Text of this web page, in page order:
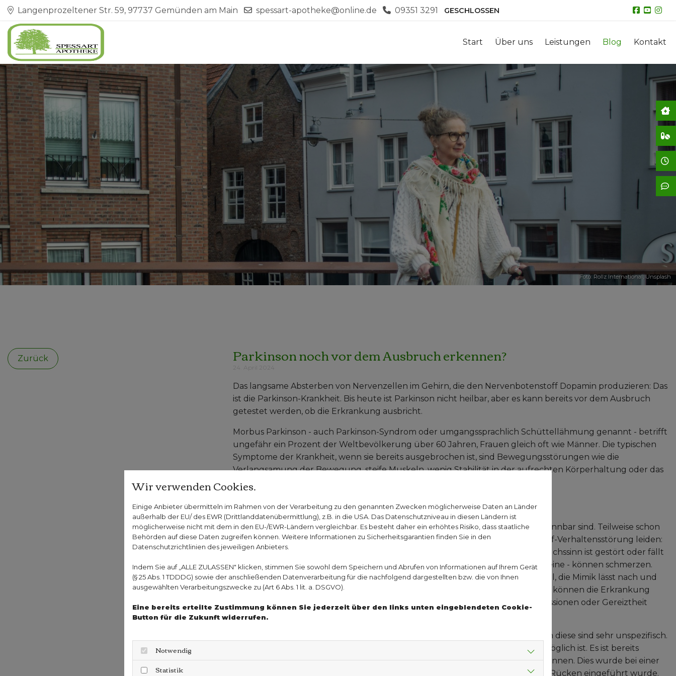
Langenprozeltener Str. 59, 97737 Gemünden am Main spessart-apotheke@online.de 09351 3291 GESCHLOSSEN
Start Über uns Leistungen Blog Kontakt
Foto: Rollz International,Unsplash
Zurück Parkinson noch vor dem Ausbruch erkennen?
Das langsame Absterben von Nervenzellen im Gehirn, die den Nervenbotenstoff Dopamin produzieren: Das
ist die Parkinson-Krankheit. Bis heute ist Parkinson nicht heilbar, aber es kann bereits vor dem Ausbruch
getestet werden, ob die Erkrankung ausbricht.
Morbus Parkinson - auch Parkinson-Syndrom oder umgangssprachlich Schüttellähmung genannt - betrifft
ungefähr ein Prozent der Weltbevölkerung über 60 Jahren, Frauen gleich oft wie Männer. Die typischen
Symptome der Krankheit, wenn sie bereits ausgebrochen ist, sind Bewegungsstörungen wie die
Verlangsamung der Bewegung, steife Muskeln, wenig Stabilität in der aufrechten Körperhaltung oder das
bekannte Zittern, der Parkinson-Tremor.
Was sind die frühen Symptome von Parkinson?
Außerdem gibt es Symptome, die lange vor dem Ausbruch von Parkinson erkennbar sind. Teilweise schon
Jahre, bevor die Erkrankung ausbricht, können Betroffene an einer REM-Schlaf-Verhaltensstörung leiden:
Während sie träumen, bewegen sie sich heftig, sprechen oder lachen. Der Geruchssinn ist gestört oder fällt
ganz aus, Muskeln und Gelenke - vor allem Nacken, Rücken und Arme und Beine - können schmerzen.
Weitere frühe Symptome sind ein steifes, zittriges und unsicheres Körpergefühl, die Mimik lässt nach und
die Handschrift wird verkrampft und kleiner. Müdigkeit und Abgeschlagenheit können die Erkrankung
ebenso ankündigen wie eine Persönlichkeitsveränderung, die vor allem Depressionen oder Gereiztheit
beinhaltet.
Allerdings ist eine Diagnose alleine durch diese Symptome kaum möglich, denn diese sind sehr unspezifisch.
Seit langer Zeit wird jedoch daran geforscht, wie eine Früherkennung sicher möglich ist. Es ist bereits
gelungen, die Krankheit durch eine Untersuchung des Nervenwassers zu erkennen. Dies wurde bei einer
Lumbalpunktion gewonnen, wofür eine Nadel in den Wirbelkanal im unteren Rücken eingeführt wurde.
Wir verwenden Cookies.
Einige Anbieter übermitteln im Rahmen von der Verarbeitung zu den genannten Zwecken möglicherweise Daten an Länder
außerhalb der EU/ des EWR (Drittlanddatenübermittlung), z.B. in die USA. Das Datenschutzniveau in diesen Ländern ist
möglicherweise nicht mit dem in den EU-/EWR-Ländern vergleichbar. Es besteht daher ein erhöhtes Risiko, dass staatliche
Behörden auf diese Daten zugreifen können. Weitere Informationen zu Sicherheitsgarantien finden Sie in den
Datenschutzrichtlinien des jeweiligen Anbieters.
Indem Sie auf „ALLE ZULASSEN" klicken, stimmen Sie sowohl dem Speichern und Abrufen von Informationen auf Ihrem Gerät
(§ 25 Abs. 1 TDDDG) sowie der anschließenden Datenverarbeitung für die nachfolgend dargestellten bzw. die von Ihnen
ausgewählten Verarbeitungszwecke zu (Art 6 Abs. 1 lit. a. DSGVO).
Eine bereits erteilte Zustimmung können Sie jederzeit über den links unten eingeblendeten Cookie-
Button für die Zukunft widerrufen.
Notwendig
Statistik